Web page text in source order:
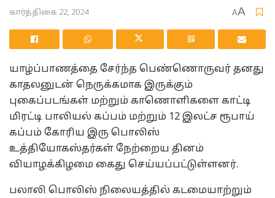
கார்த்திகை 22, 2024 AA
யாழ்ப்பாணத்தை சேர்ந்த பெண்ணொருவர் தனது
காதலனுடன் நெருக்கமாக இருக்கும்
புகைப்படங்கள் மற்றும் காணொளிகளை காட்டி
மிரட்டி பாலியல் கப்பம் மற்றும் 12 இலட்ச ரூபாய்
கப்பம் கோரிய இரு பொலிஸ்
உத்தியோகஸ்தர்கள் நேற்றைய தினம்
வியாழக்கிழமை கைது செய்யப்பட்டுள்ளனர்.
பலாலி பொலிஸ் நிலையத்தில் கடமையாற்றும்